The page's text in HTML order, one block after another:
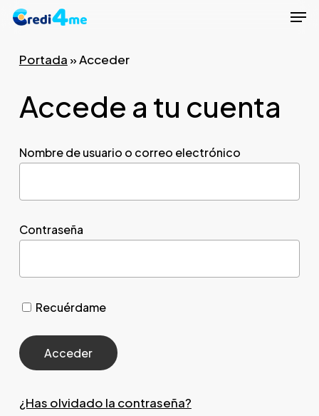
Skip
mainPortada»Acceder
Accede a tu cuenta
Nombre de usuario o correo electrónico
Contraseña
Recuérdame
¿Has olvidado la contraseña?